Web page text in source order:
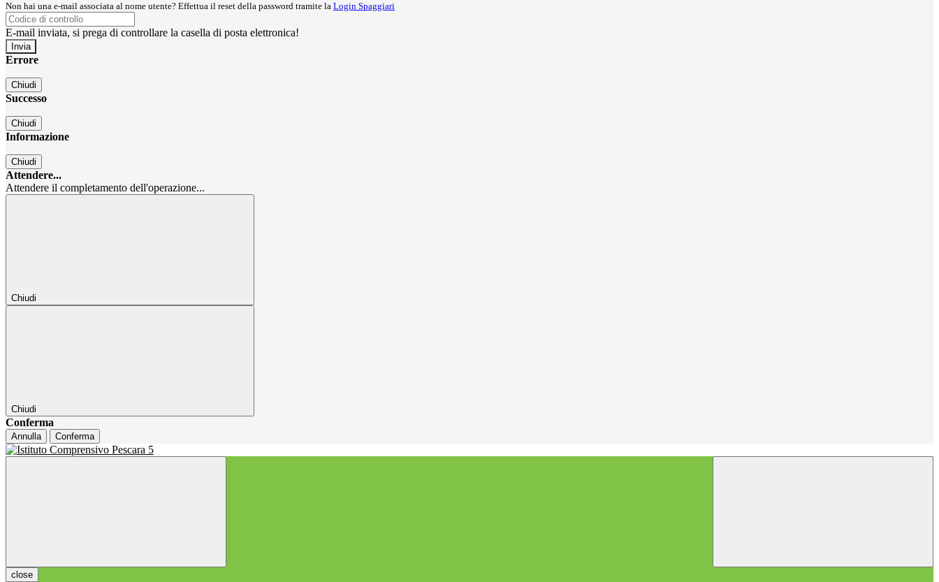
Non hai una e-mail associata al nome utente? Effettua il reset della password tramite la Login Spaggiari
E-mail inviata, si prega di controllare la casella di posta elettronica!
Errore
Chiudi
Successo
Chiudi
Informazione
Chiudi
Attendere...
Attendere il completamento dell'operazione...
Chiudi
Chiudi
Conferma
Annulla Conferma
close